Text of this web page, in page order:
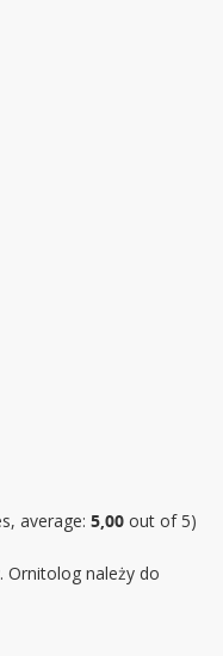
average: 5,00out of 5)
Ornitolog należy do